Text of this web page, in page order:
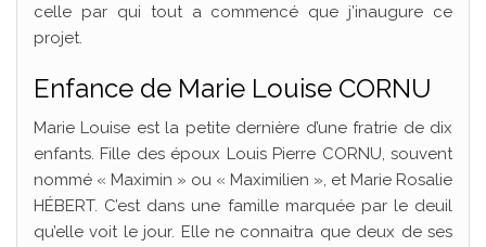
celle par qui tout a commencé que j’inaugure ce
projet.
Enfance de Marie Louise CORNU
Marie Louise est la petite dernière d’une fratrie de dix
enfants. Fille des époux Louis Pierre CORNU, souvent
nommé « Maximin » ou « Maximilien », et Marie Rosalie
HÉBERT. C’est dans une famille marquée par le deuil
qu’elle voit le jour. Elle ne connaitra que deux de ses